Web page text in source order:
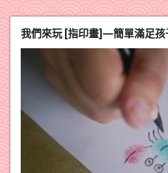
我們來玩 [指印畫]—簡單滿足孩